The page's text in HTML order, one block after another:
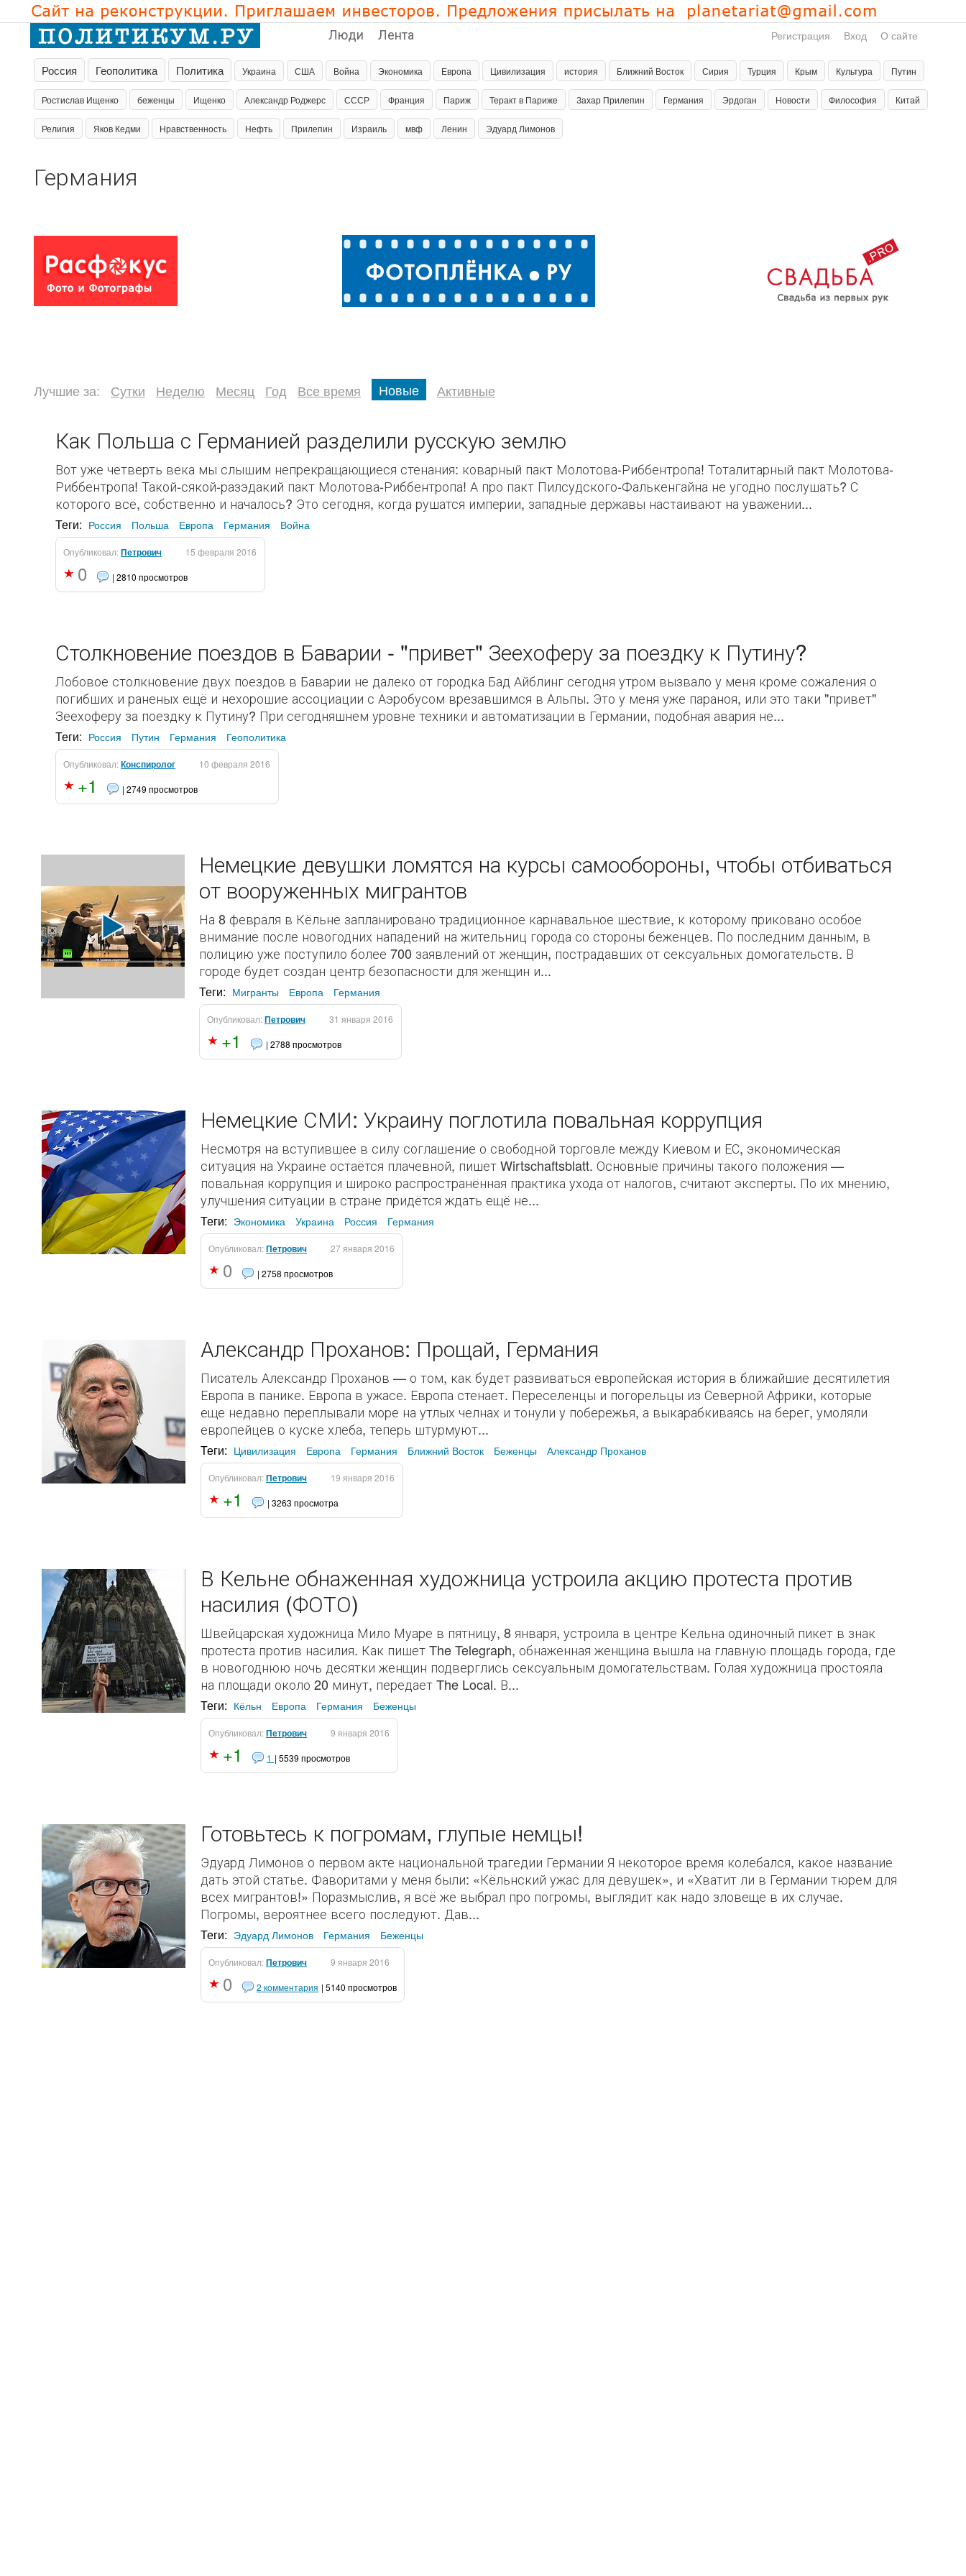
Люди Лента Регистрация Вход О сайте
Россия Геополитика Политика Украина США Война Экономика Европа Цивилизация история Ближний Восток Сирия Турция Крым Культура Путин
Ростислав Ищенко беженцы Ищенко Александр Роджерс СССР Франция Париж Теракт в Париже Захар Прилепин Германия Эрдоган Новости Философия Китай
Религия Яков Кедми Нравственность Нефть Прилепин Израиль мвф Ленин Эдуард Лимонов
Германия
Лучшие за: Сутки Неделю Месяц Год Все время Новые Активные
Как Польша с Германией разделили русскую землю
Вот уже четверть века мы слышим непрекращающиеся стенания: коварный пакт Молотова-Риббентропа! Тоталитарный пакт Молотова-
Риббентропа! Такой-сякой-разэдакий пакт Молотова-Риббентропа! А про пакт Пилсудского-Фалькенгайна не угодно послушать? С
которого всё, собственно и началось? Это сегодня, когда рушатся империи, западные державы настаивают на уважении...
Теги: Россия Польша Европа Германия Война
Опубликовал:Петрович 15 февраля 2016
0 | 2810 просмотров
Столкновение поездов в Баварии - "привет" Зеехоферу за поездку к Путину?
Лобовое столкновение двух поездов в Баварии не далеко от городка Бад Айблинг сегодня утром вызвало у меня кроме сожаления о
погибших и раненых ещё и нехорошие ассоциации с Аэробусом врезавшимся в Альпы. Это у меня уже параноя, или это таки "привет"
Зеехоферу за поездку к Путину? При сегодняшнем уровне техники и автоматизации в Германии, подобная авария не...
Теги: Россия Путин Германия Геополитика
Опубликовал:Конспиролог 10 февраля 2016
+1 | 2749 просмотров
Немецкие девушки ломятся на курсы самообороны, чтобы отбиваться
от вооруженных мигрантов
На 8 февраля в Кёльне запланировано традиционное карнавальное шествие, к которому приковано особое
внимание после новогодних нападений на жительниц города со стороны беженцев. По последним данным, в
полицию уже поступило более 700 заявлений от женщин, пострадавших от сексуальных домогательств. В
городе будет создан центр безопасности для женщин и...
Теги: Мигранты Европа Германия
Опубликовал:Петрович 31 января 2016
+1 | 2788 просмотров
Немецкие СМИ: Украину поглотила повальная коррупция
Несмотря на вступившее в силу соглашение о свободной торговле между Киевом и ЕС, экономическая
ситуация на Украине остаётся плачевной, пишет Wirtschaftsblatt. Основные причины такого положения —
повальная коррупция и широко распространённая практика ухода от налогов, считают эксперты. По их мнению,
улучшения ситуации в стране придётся ждать ещё не...
Теги: Экономика Украина Россия Германия
Опубликовал:Петрович 27 января 2016
0 | 2758 просмотров
Александр Проханов: Прощай, Германия
Писатель Александр Проханов — о том, как будет развиваться европейская история в ближайшие десятилетия
Европа в панике. Европа в ужасе. Европа стенает. Переселенцы и погорельцы из Северной Африки, которые
еще недавно переплывали море на утлых челнах и тонули у побережья, а выкарабкиваясь на берег, умоляли
европейцев о куске хлеба, теперь штурмуют...
Теги: Цивилизация Европа Германия Ближний Восток Беженцы Александр Проханов
Опубликовал:Петрович 19 января 2016
+1 | 3263 просмотра
В Кельне обнаженная художница устроила акцию протеста против
насилия (ФОТО)
Швейцарская художница Мило Муаре в пятницу, 8 января, устроила в центре Кельна одиночный пикет в знак
протеста против насилия. Как пишет The Telegraph, обнаженная женщина вышла на главную площадь города, где
в новогоднюю ночь десятки женщин подверглись сексуальным домогательствам. Голая художница простояла
на площади около 20 минут, передает The Local. В...
Теги: Кёльн Европа Германия Беженцы
Опубликовал:Петрович 9 января 2016
+1 1 | 5539 просмотров
Готовьтесь к погромам, глупые немцы!
Эдуард Лимонов о первом акте национальной трагедии Германии Я некоторое время колебался, какое название
дать этой статье. Фаворитами у меня были: «Кёльнский ужас для девушек», и «Хватит ли в Германии тюрем для
всех мигрантов!» Поразмыслив, я всё же выбрал про погромы, выглядит как надо зловеще в их случае.
Погромы, вероятнее всего последуют. Дав...
Теги: Эдуард Лимонов Германия Беженцы
Опубликовал:Петрович 9 января 2016
0 2 комментария | 5140 просмотров